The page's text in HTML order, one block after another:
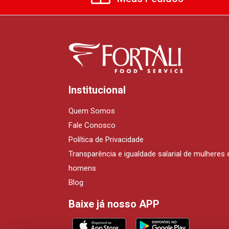
Institucional
Quem Somos
Fale Conosco
Política de Privacidade
Transparência e igualdade salarial de mulheres
homens
Blog
Baixe já nosso APP